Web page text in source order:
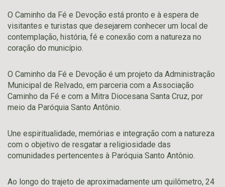
O Caminho da Fé e Devoção está pronto e à espera de
visitantes e turistas que desejarem conhecer um local de
contemplação, história, fé e conexão com a natureza no
coração do município.
O Caminho da Fé e Devoção é um projeto da Administração
Municipal de Relvado, em parceria com a Associação
Caminho da Fé e com a Mitra Diocesana Santa Cruz, por
meio da Paróquia Santo Antônio.
Une espiritualidade, memórias e integração com a natureza
com o objetivo de resgatar a religiosidade das
comunidades pertencentes à Paróquia Santo Antônio.
Ao longo do trajeto de aproximadamente um quilômetro, 24